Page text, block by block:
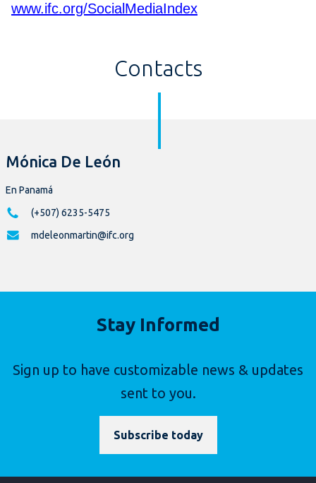
www.ifc.org/SocialMediaIndex
Contacts
Mónica De León
En Panamá
(+507) 6235-5475
mdeleonmartin@ifc.org
Stay Informed
Sign up to have customizable news & updates
sent to you.
Subscribe today